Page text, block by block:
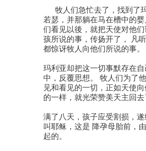
牧人们急忙去了，找到了
若瑟，并那躺在马在槽中的
们看见以後，就把天使对他
孩所说的事，传扬开了， 凡
都惊讶牧人向他们所说的事。
玛利亚却把这一切事默存在
中，反覆思想。 牧人们为了
见和看见的一切，正如天使
的一样，就光荣赞美天主回去
满了八天，孩子应受割损，遂
叫耶稣，这是 降孕母胎前，
起的。